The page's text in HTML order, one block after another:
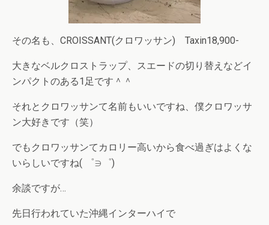
その名も、CROISSANT(クロワッサン) Taxin18,900-
大きなベルクロストラップ、スエードの切り替えなどイ
ンパクトのある1足です＾＾
それとクロワッサンて名前もいいですね、僕クロワッサ
ン大好きです（笑）
でもクロワッサンてカロリー高いから食べ過ぎはよくな
いらしいですね( ゜∋゜)
余談ですが…
先日行われていた沖縄インターハイで